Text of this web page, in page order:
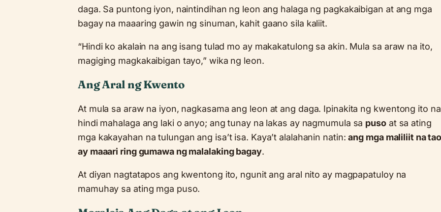
daga. Sa puntong iyon, naintindihan ng leon ang halaga ng pagkakaibigan at ang mga
bagay na maaaring gawin ng sinuman, kahit gaano sila kaliit.
“Hindi ko akalain na ang isang tulad mo ay makakatulong sa akin. Mula sa araw na ito,
magiging magkakaibigan tayo,” wika ng leon.
Ang Aral ng Kwento
At mula sa araw na iyon, nagkasama ang leon at ang daga. Ipinakita ng kwentong ito na
hindi mahalaga ang laki o anyo; ang tunay na lakas ay nagmumula sa pusoat sa ating
mga kakayahan na tulungan ang isa’t isa. Kaya’t alalahanin natin:ang mga maliliit na
ay maaari ring gumawa ng malalaking bagay.
At diyan nagtatapos ang kwentong ito, ngunit ang aral nito ay magpapatuloy na
mamuhay sa ating mga puso.